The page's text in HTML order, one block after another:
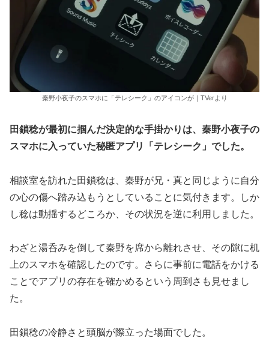
秦野小夜子のスマホに「テレシーク」のアイコンが｜TVerより
田鎖稔が最初に掴んだ決定的な手掛かりは、秦野小夜子の
スマホに入っていた秘匿アプリ「テレシーク」でした。
相談室を訪れた田鎖稔は、秦野が兄・真と同じように自分
の心の傷へ踏み込もうとしていることに気付きます。しか
し稔は動揺するどころか、その状況を逆に利用しました。
わざと湯呑みを倒して秦野を席から離れさせ、その隙に机
上のスマホを確認したのです。さらに事前に電話をかける
ことでアプリの存在を確かめるという周到さも見せまし
た。
田鎖稔の冷静さと頭脳が際立った場面でした。